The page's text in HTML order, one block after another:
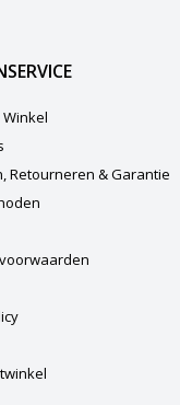
Retourneren & Garantie